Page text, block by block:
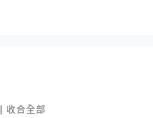
收合全部